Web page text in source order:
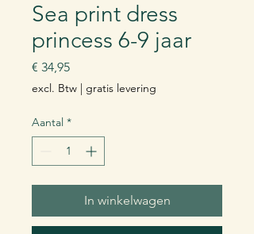
Sea print dress
princess 6-9 jaar
€ 34,95Prijs
excl. Btw | gratis levering
Aantal *
In winkelwagen